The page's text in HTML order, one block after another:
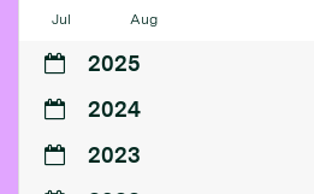
Jul Aug
2025
2024
2023